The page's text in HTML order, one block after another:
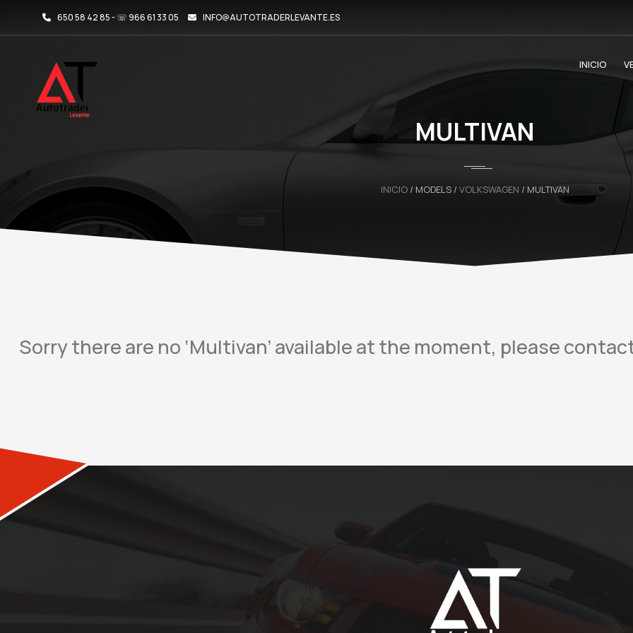
650 58 42 85 - ☏ 966 61 33 05 INFO@AUTOTRADERLEVANTE.ES
INICIO
MULTIVAN
INICIO/ MODELS / VOLKSWAGEN / MULTIVAN
Sorry there are no ‘Multivan’ available at the moment, please